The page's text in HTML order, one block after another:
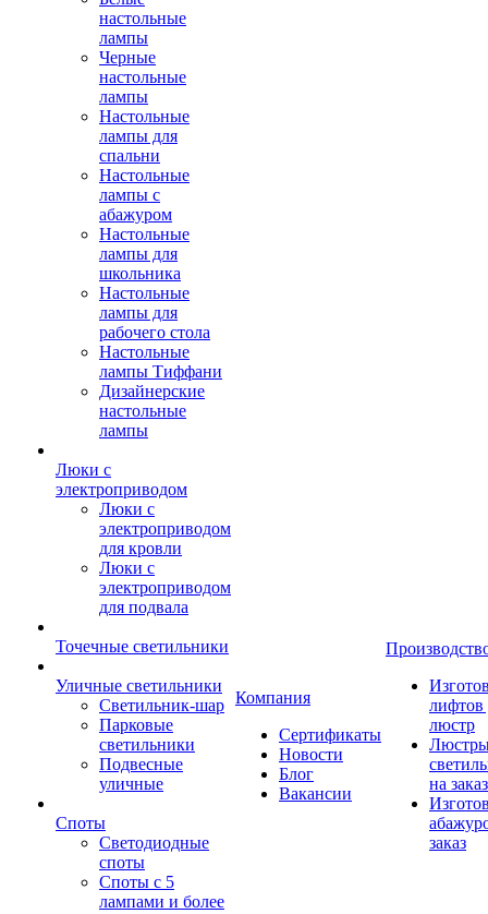
настольные
лампы
Черные
настольные
лампы
Настольные
лампы для
спальни
Настольные
лампы с
абажуром
Настольные
лампы для
школьника
Настольные
лампы для
рабочего стола
Настольные
лампы Тиффани
Дизайнерские
настольные
лампы
Люки с
электроприводом
Люки с
электроприводом
для кровли
Люки с
электроприводом
для подвала
Точечные светильники
Уличные светильники
Светильник-шар
Парковые
светильники
Подвесные
уличные
Споты
Светодиодные
споты
Споты с 5
лампами и более
Компания
Сертификаты
Новости
Блог
Вакансии
лифтов
люстр
на заказ
заказ